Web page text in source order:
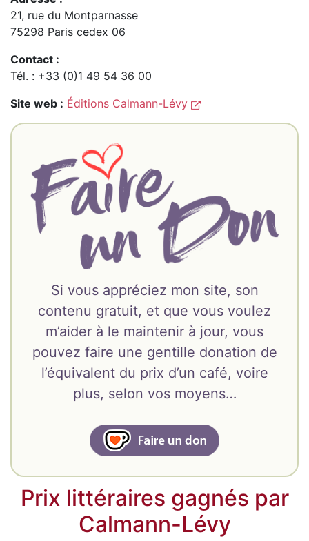
21, rue du Montparnasse
75298 Paris cedex 06
Contact :
Tél. : +33 (0)1 49 54 36 00
Site web : Éditions Calmann-Lévy
Si vous appréciez mon site, son
contenu gratuit, et que vous voulez
m’aider à le maintenir à jour, vous
pouvez faire une gentille donation de
l’équivalent du prix d’un café, voire
plus, selon vos moyens…
Prix littéraires gagnés par
Calmann-Lévy